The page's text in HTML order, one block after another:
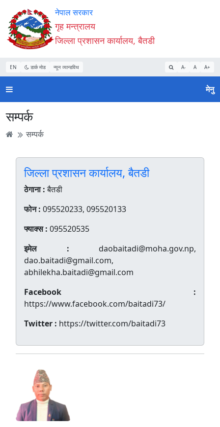
Accessibility
Mode
सुरु
गर्नुहोस्
सामाग्री
पढ्नुहाेस्
नेभिगेसन
पढ्नुहाेस्
वेबसाइट
खोजमा
जानुहोस्
नेपाल सरकार
गृह मन्त्रालय
जिल्ला प्रशासन कार्यालय, बैतडी
EN डार्क मोड न्यून व्यान्डविथ A- A A+
मेनु
सम्पर्क
सम्पर्क
जिल्ला प्रशासन कार्यालय, बैतडी
ठेगाना :बैतडी
फोन : 095520233, 095520133
फ्याक्स : 095520535
इमेल : daobaitadi@moha.gov.np,
dao.baitadi@gmail.com,
abhilekha.baitadi@gmail.com
Facebook :
https://www.facebook.com/baitadi73/
Twitter : https://twitter.com/baitadi73